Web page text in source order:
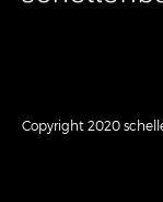
Copyright 2020